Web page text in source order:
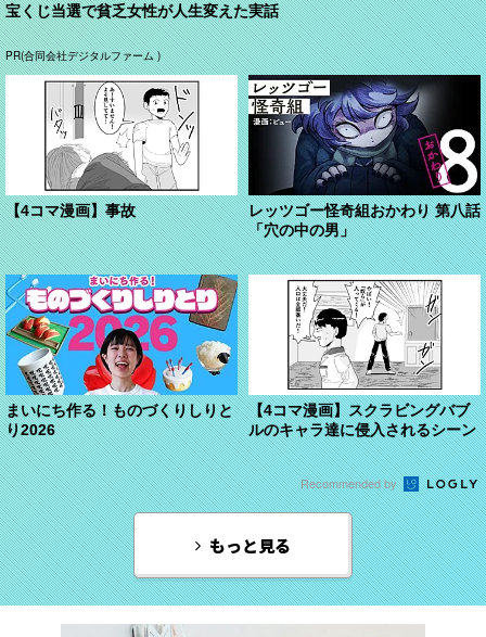
宝くじ当選で貧乏女性が人生変えた実話
PR(合同会社デジタルファーム )
【4コマ漫画】事故
レッツゴー怪奇組おかわり 第八話
「穴の中の男」
まいにち作る！ものづくりしりと
り2026
【4コマ漫画】スクラビングバブ
ルのキャラ達に侵入されるシーン
Recommended by
もっと見る